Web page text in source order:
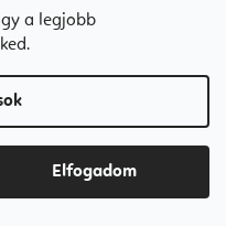
a legjobb
Elfogadom
tól